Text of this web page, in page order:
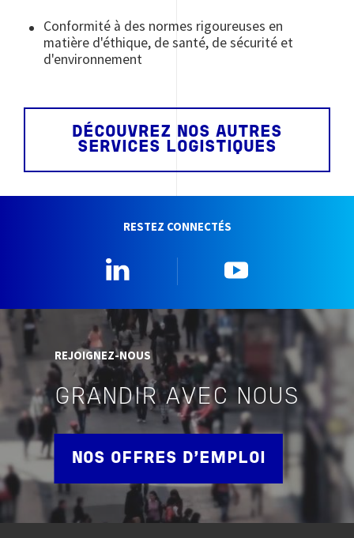
Conformité à des normes rigoureuses en
matière d'éthique, de santé, de sécurité et
d'environnement
DÉCOUVREZ NOS AUTRES
SERVICES LOGISTIQUES
RESTEZ CONNECTÉS
REJOIGNEZ-NOUS
GRANDIR AVEC NOUS
NOS OFFRES D'EMPLOI